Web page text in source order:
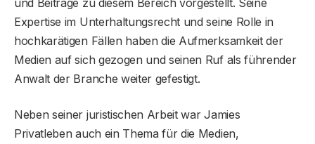
Expertise im Unterhaltungsrecht und seine Rolle in
hochkarätigen Fällen haben die Aufmerksamkeit der
Medien auf sich gezogen und seinen Ruf als führender
Anwalt der Branche weiter gefestigt.
Neben seiner juristischen Arbeit war Jamies
Privatleben auch ein Thema für die Medien,